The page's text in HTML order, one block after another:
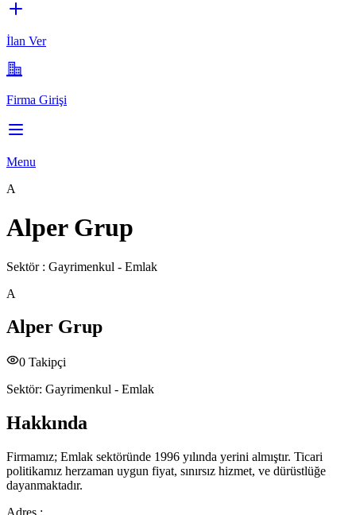
İlan Ver
Firma Girişi
Menu
A
Alper Grup
Sektör : Gayrimenkul - Emlak
A
Alper Grup
0 Takipçi
Sektör: Gayrimenkul - Emlak
Hakkında
Firmamız; Emlak sektöründe 1996 yılında yerini almıştır. Ticari
politikamız herzaman uygun fiyat, sınırsız hizmet, ve dürüstlüğe
dayanmaktadır.